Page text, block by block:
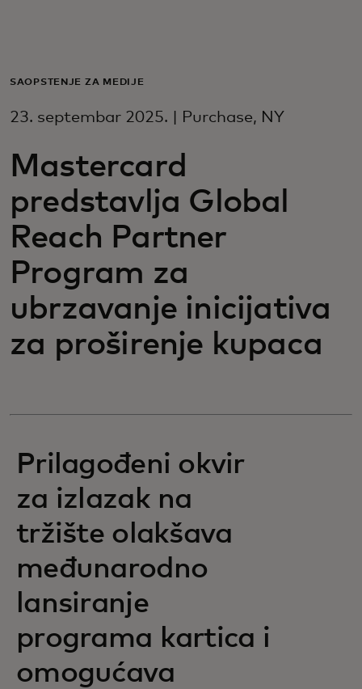
Za biznis
Za inovatore
Novosti i trendovi
SAOPŠTENJE ZA MEDIJE
23. septembar 2025. | Purchase, NY
Mastercard
predstavlja Global
Reach Partner
Program za
ubrzavanje inicijativa
za proširenje kupaca
Prilagođeni okvir
za izlazak na
tržište olakšava
međunarodno
lansiranje
programa kartica i
omogućava